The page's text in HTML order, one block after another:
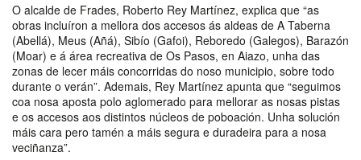
O alcalde de Frades, Roberto Rey Martínez, explica que “as
obras incluíron a mellora dos accesos ás aldeas de A Taberna
(Abellá), Meus (Añá), Sibío (Gafoi), Reboredo (Galegos), Barazón
(Moar) e á área recreativa de Os Pasos, en Aiazo, unha das
zonas de lecer máis concorridas do noso municipio, sobre todo
durante o verán”. Ademais, Rey Martínez apunta que “seguimos
coa nosa aposta polo aglomerado para mellorar as nosas pistas
e os accesos aos distintos núcleos de poboación. Unha solución
máis cara pero tamén a máis segura e duradeira para a nosa
veciñanza”.